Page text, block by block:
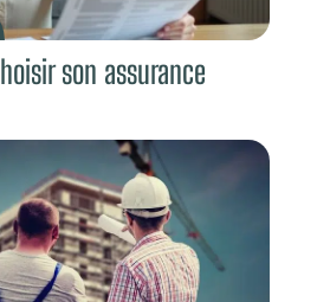
son assurance